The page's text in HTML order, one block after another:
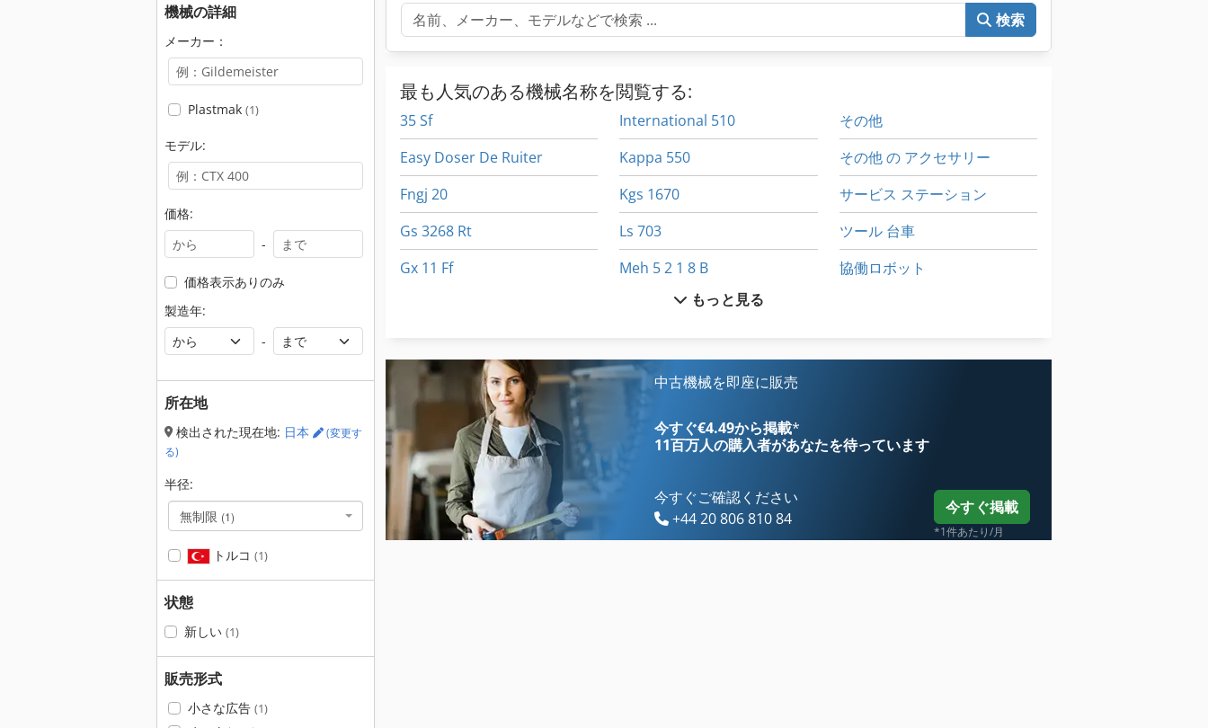
機械の詳細
メーカー：
Plastmak (1)
モデル:
価格:
-
価格表示ありのみ
製造年:
-
所在地
検出された現在地: 日本
(変更す
る)
半径:
無制限 (1)
トルコ (1)
状態
新しい (1)
販売形式
小さな広告 (1)
検索
最も人気のある機械名称を閲覧する:
35 Sf
Easy Doser De Ruiter
Fngj 20
Gs 3268 Rt
Gx 11 Ff
International 1586
International 433
International 510
Kappa 550
Kgs 1670
Ls 703
Meh 5 2 1 8 B
R 706
その他
その他 の アクセサリー
サービス ステーション
ツール 台車
協働ロボット
もっと見る
中古機械を即座に販売
今すぐ€4.49から掲載*
11百万人の購入者があなたを待っています
今すぐご確認ください
+44 20 806 810 84
今すぐ掲載
*1件あたり/月